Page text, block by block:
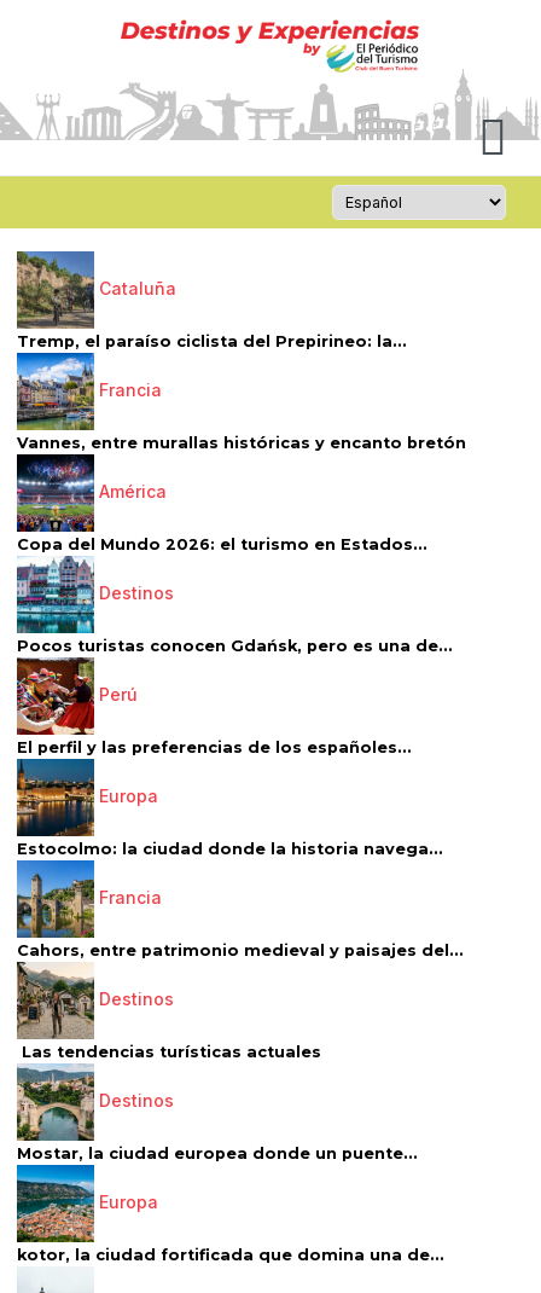
Cataluña
Tremp, el paraíso ciclista del Prepirineo: la...
Francia
Vannes, entre murallas históricas y encanto bretón
América
Copa del Mundo 2026: el turismo en Estados...
Destinos
Pocos turistas conocen Gdańsk, pero es una de...
Perú
El perfil y las preferencias de los españoles...
Europa
Estocolmo: la ciudad donde la historia navega...
Francia
Cahors, entre patrimonio medieval y paisajes del...
Destinos
Las tendencias turísticas actuales
Destinos
Mostar, la ciudad europea donde un puente...
Europa
kotor, la ciudad fortificada que domina una de...